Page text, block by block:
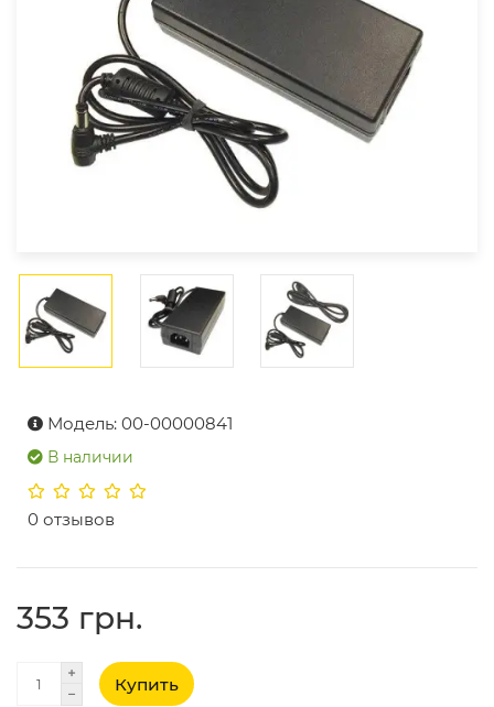
Модель: 00-00000841
В наличии
0 отзывов
353 грн.
Купить